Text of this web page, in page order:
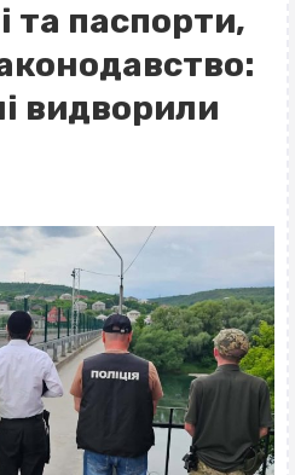
та паспорти,
видворили